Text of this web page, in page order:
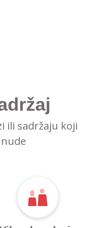
ili sadržaju koji